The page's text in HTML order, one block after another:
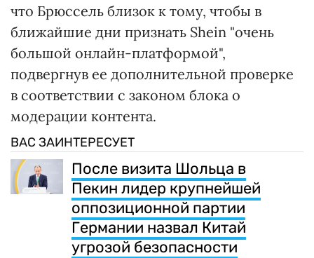
что Брюссель близок к тому, чтобы в
ближайшие дни признать Shein "очень
большой онлайн-платформой",
подвергнув ее дополнительной проверке
в соответствии с законом блока о
модерации контента.
ВАС ЗАИНТЕРЕСУЕТ
После визита Шольца в
Пекин лидер крупнейшей
оппозиционной партии
Германии назвал Китай
угрозой безопасности